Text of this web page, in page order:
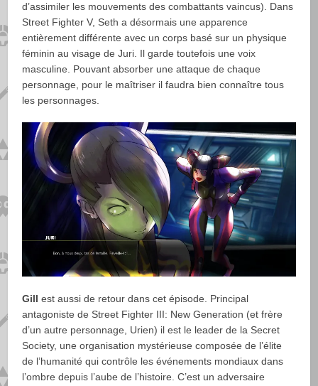
d’assimiler les mouvements des combattants vaincus). Dans
Street Fighter V, Seth a désormais une apparence
entièrement différente avec un corps basé sur un physique
féminin au visage de Juri. Il garde toutefois une voix
masculine. Pouvant absorber une attaque de chaque
personnage, pour le maîtriser il faudra bien connaître tous
les personnages.
Gill est aussi de retour dans cet épisode. Principal
antagoniste de Street Fighter III: New Generation (et frère
d’un autre personnage, Urien) il est le leader de la Secret
Society, une organisation mystérieuse composée de l’élite
de l’humanité qui contrôle les événements mondiaux dans
l’ombre depuis l’aube de l’histoire. C’est un adversaire